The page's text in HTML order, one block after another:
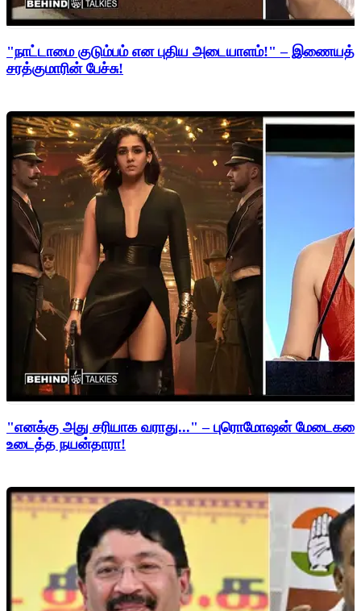
"நாட்டாமை குடும்பம் என புதிய அடையாளம்!" –
சரத்குமாரின் பேச்சு!
"எனக்கு அது சரியாக வராது..." – புரொமோஷன்
உடைத்த நயன்தாரா!